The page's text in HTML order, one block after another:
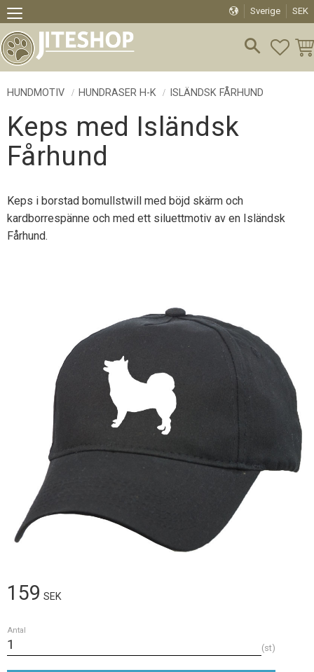
Meny
Sverige SEK
HUNDMOTIV HUNDRASER H-K ISLÄNDSK FÅRHUND
Keps med Isländsk
Fårhund
Keps i borstad bomullstwill med böjd skärm och
kardborrespänne och med ett siluettmotiv av en Isländsk
Fårhund.
159 SEK
Antal
st